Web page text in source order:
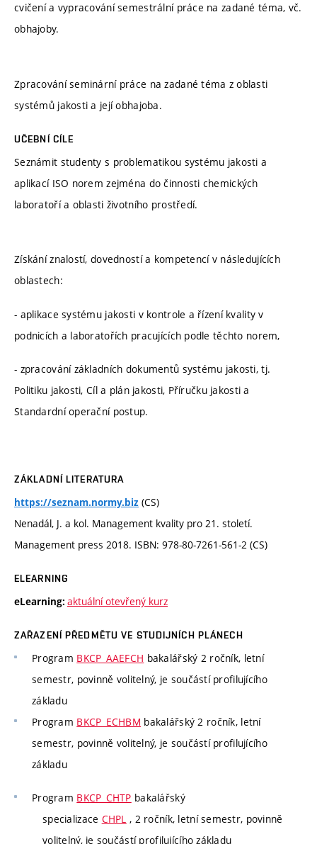
cvičení a vypracování semestrální práce na zadané téma, vč.
obhajoby.
Zpracování seminární práce na zadané téma z oblasti
systémů jakosti a její obhajoba.
UČEBNÍ CÍLE
Seznámit studenty s problematikou systému jakosti a
aplikací ISO norem zejména do činnosti chemických
laboratoří a oblasti životního prostředí.
Získání znalostí, dovedností a kompetencí v následujících
oblastech:
- aplikace systému jakosti v kontrole a řízení kvality v
podnicích a laboratořích pracujících podle těchto norem,
- zpracování základních dokumentů systému jakosti, tj.
Politiku jakosti, Cíl a plán jakosti, Příručku jakosti a
Standardní operační postup.
ZÁKLADNÍ LITERATURA
https://seznam.normy.biz (CS)
Nenadál, J. a kol. Management kvality pro 21. století.
Management press 2018. ISBN: 978-80-7261-561-2 (CS)
ELEARNING
eLearning: aktuální otevřený kurz
ZAŘAZENÍ PŘEDMĚTU VE STUDIJNÍCH PLÁNECH
Program BKCP_AAEFCH bakalářský 2 ročník, letní
semestr, povinně volitelný, je součástí profilujícího
základu
Program BKCP_ECHBM bakalářský 2 ročník, letní
semestr, povinně volitelný, je součástí profilujícího
základu
Program BKCP_CHTP bakalářský
specializace CHPL , 2 ročník, letní semestr, povinně
volitelný, je součástí profilujícího základu